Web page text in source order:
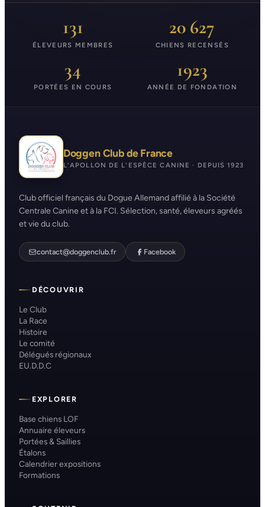
131
ÉLEVEURS MEMBRES
20 627
CHIENS RECENSÉS
34
PORTÉES EN COURS
1923
ANNÉE DE FONDATION
Doggen Club de France
L'APOLLON DE L'ESPÈCE CANINE · DEPUIS 1923
Club officiel français du Dogue Allemand affilié à la Société
Centrale Canine et à la FCI. Sélection, santé, éleveurs agréés
et vie du club.
contact@doggenclub.fr Facebook
DÉCOUVRIR
Le Club
La Race
Histoire
Le comité
Délégués régionaux
EU.D.D.C
EXPLORER
Base chiens LOF
Annuaire éleveurs
Portées & Saillies
Étalons
Calendrier expositions
Formations